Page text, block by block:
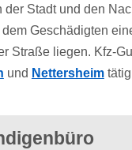
der Stadt und den
Geschädigten
Straße liegen. Kfz-
und Nettersheim